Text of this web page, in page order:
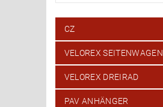
CZ
VELOREX SEITENWAGEN
VELOREX DREIRAD
PAV ANHÄNGER